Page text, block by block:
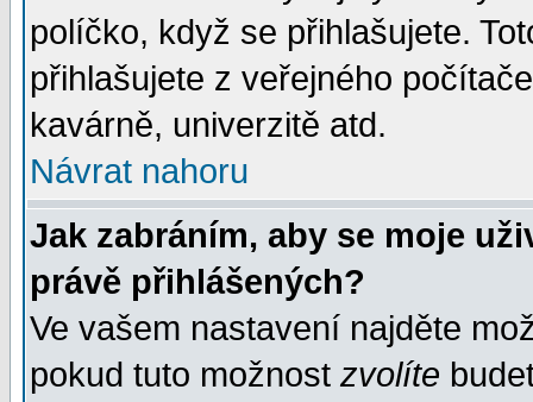
políčko, když se přihlašujete.
přihlašujete z veřejného
kavárně, univerzitě atd.
Návrat nahoru
Jak zabráním, aby se moje
právě přihlášených?
Ve vašem nastavení najděte
pokud tuto možnost zvolíte